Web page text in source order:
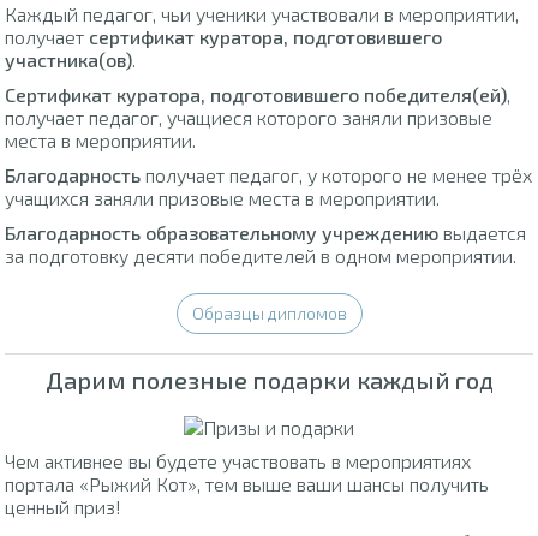
Каждый педагог, чьи ученики участвовали в мероприятии,
получает сертификат куратора, подготовившего
участника(ов).
Сертификат куратора, подготовившего победителя(ей),
получает педагог, учащиеся которого заняли призовые
места в мероприятии.
Благодарность получает педагог, у которого не менее трёх
учащихся заняли призовые места в мероприятии.
Благодарность образовательному учреждению выдается
за подготовку десяти победителей в одном мероприятии.
Образцы дипломов
Дарим полезные подарки каждый год
Чем активнее вы будете участвовать в мероприятиях
портала «Рыжий Кот», тем выше ваши шансы получить
ценный приз!